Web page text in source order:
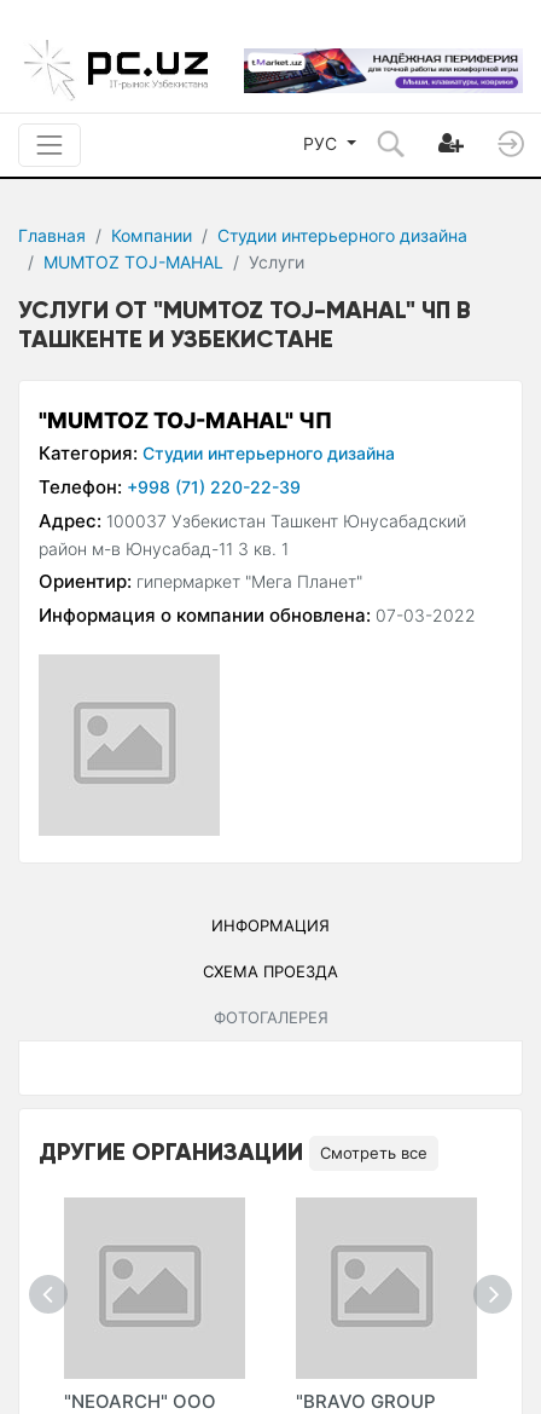
РУС
Главная Компании
Студии интерьерного дизайна
MUMTOZ TOJ-MAHAL
Услуги
УСЛУГИ ОТ "MUMTOZ TOJ-MAHAL" ЧП В
ТАШКЕНТЕ И УЗБЕКИСТАНЕ
"MUMTOZ TOJ-MAHAL" ЧП
Категория: Студии интерьерного дизайна
Телефон: +998 (71) 220-22-39
Адрес: 100037 Узбекистан Ташкент Юнусабадский
район м-в Юнусабад-11 3 кв. 1
Ориентир: гипермаркет "Мега Планет"
Информация о компании обновлена: 07-03-2022
ИНФОРМАЦИЯ
СХЕМА ПРОЕЗДА
ФОТОГАЛЕРЕЯ
ДРУГИЕ ОРГАНИЗАЦИИ Смотреть все
"NEOARCH" OOO
"BRAVO GROUP